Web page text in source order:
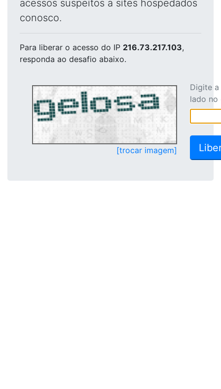
acessos suspeitos a sites hospedados
conosco.
Para liberar o acesso do IP 216.73.217.103,
responda ao desafio abaixo.
[trocar imagem]
Digite
lado no